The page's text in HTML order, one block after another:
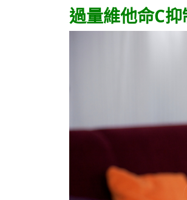
過量維他命C